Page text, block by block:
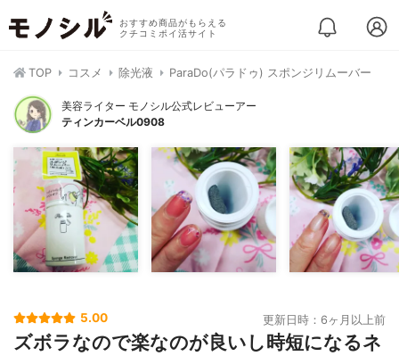
おすすめ商品がもらえる
クチコミポイ活サイト
TOP コスメ 除光液 ParaDo(パラドゥ) スポンジリムーバー
美容ライター モノシル公式レビューアー
ティンカーベル0908
5.00 更新日時：6ヶ月以上前
ズボラなので楽なのが良いし時短になるネ